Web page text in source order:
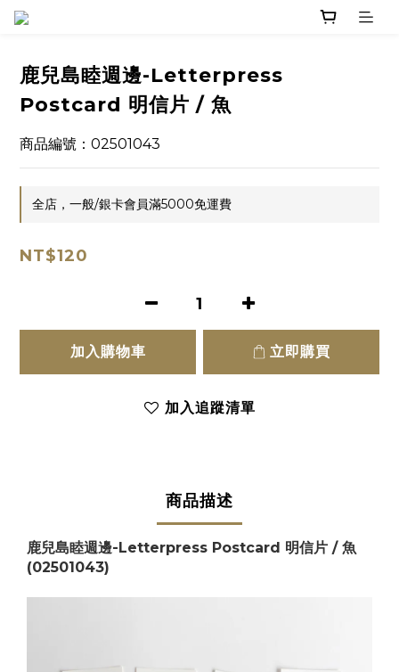
鹿兒島睦週邊-Letterpress
Postcard 明信片 / 魚
商品編號：02501043
全店，一般/銀卡會員滿5000免運費
NT$120
加入購物車 立即購買
加入追蹤清單
商品描述
鹿兒島睦週邊-Letterpress Postcard 明信片 / 魚
(02501043)